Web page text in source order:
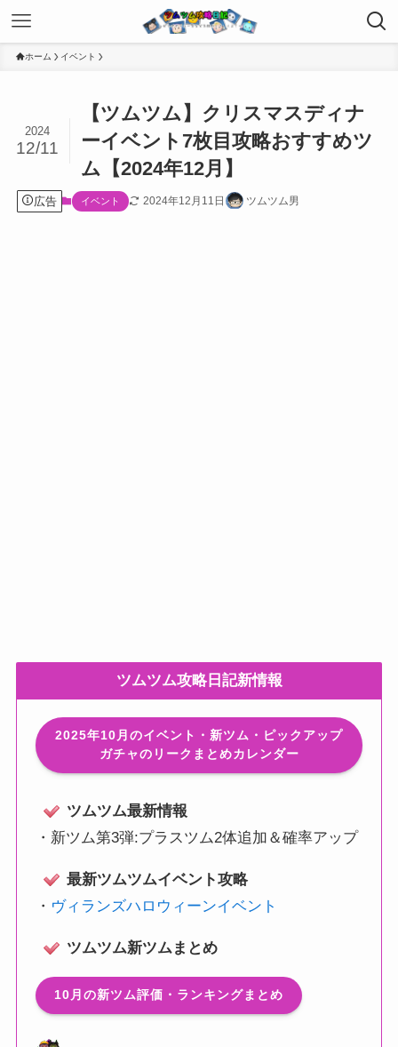
ホーム イベント
【ツムツム】クリスマスディナ
ーイベント7枚目攻略おすすめツ
ム【2024年12月】
2024
12/11
広告 イベント 2024年12月11日 ツムツム男
ツムツム攻略日記新情報
2025年10月のイベント・新ツム・ピックアップ
ガチャのリークまとめカレンダー
ツムツム最新情報
・ 新ツム第3弾:プラスツム2体追加＆確率アップ
最新ツムツムイベント攻略
・ ヴィランズハロウィーンイベント
ツムツム新ツムまとめ
10月の新ツム評価・ランキングまとめ